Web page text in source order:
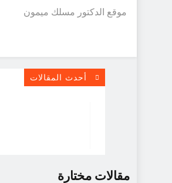
موقع الدكتور مسلك ميمون
أحدث المقالات
مقالات مختارة